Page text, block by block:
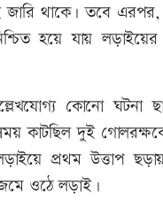
থাকে। তবে এরপর,
হয়ে যায়
কোনো ঘটনা
কাটছিল দুই
প্রথম উত্তাপ
ওঠে লড়াই।